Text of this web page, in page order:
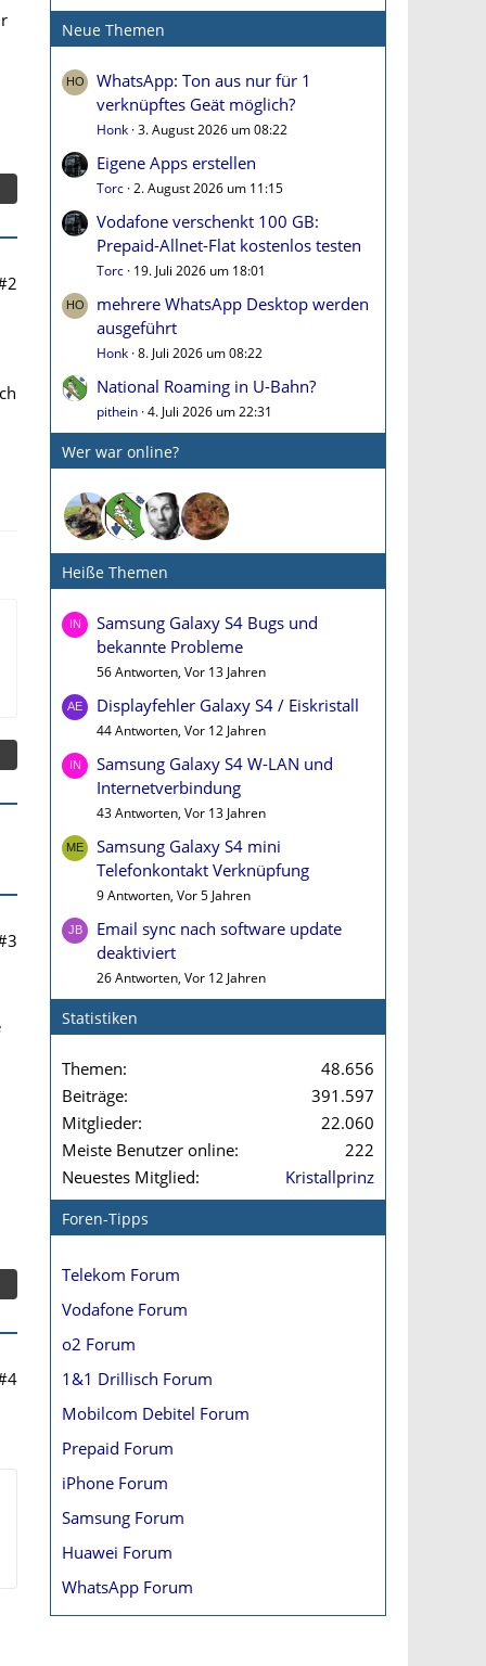
Neue Themen
WhatsApp: Ton aus nur für 1
verknüpftes Geät möglich?
Honk 3. August 2026 um 08:22
Eigene Apps erstellen
Torc 2. August 2026 um 11:15
Vodafone verschenkt 100 GB:
Prepaid-Allnet-Flat kostenlos testen
Torc 19. Juli 2026 um 18:01
mehrere WhatsApp Desktop werden
ausgeführt
Honk 8. Juli 2026 um 08:22
National Roaming in U-Bahn?
pithein 4. Juli 2026 um 22:31
Wer war online?
Heiße Themen
Samsung Galaxy S4 Bugs und
bekannte Probleme
56 Antworten, Vor 13 Jahren
Displayfehler Galaxy S4 / Eiskristall
44 Antworten, Vor 12 Jahren
Samsung Galaxy S4 W-LAN und
Internetverbindung
43 Antworten, Vor 13 Jahren
Samsung Galaxy S4 mini
Telefonkontakt Verknüpfung
9 Antworten, Vor 5 Jahren
Email sync nach software update
deaktiviert
26 Antworten, Vor 12 Jahren
Statistiken
Themen
48.656
Beiträge
391.597
Mitglieder
22.060
Meiste Benutzer online
222
Neuestes Mitglied
Kristallprinz
Foren-Tipps
Telekom Forum
Vodafone Forum
o2 Forum
1&1 Drillisch Forum
Mobilcom Debitel Forum
Prepaid Forum
iPhone Forum
Samsung Forum
Huawei Forum
WhatsApp Forum